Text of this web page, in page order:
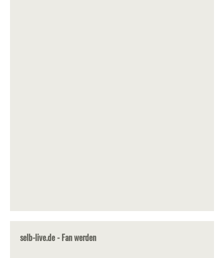
selb-live.de - Fan werden